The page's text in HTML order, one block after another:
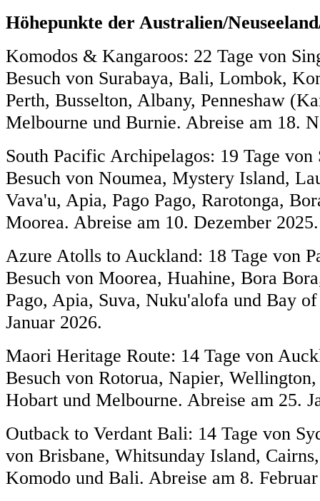
Höhepunkte der Australien/
Komodos & Kangaroos: 22 Tage von
Besuch von Surabaya, Bali, Lombok,
Perth, Busselton, Albany, Penneshaw
Melbourne und Burnie. Abreise am 18.
South Pacific Archipelagos: 19 Tage von
Besuch von Noumea, Mystery Island,
Vava'u, Apia, Pago Pago, Rarotonga,
Moorea. Abreise am 10. Dezember 2025.
Azure Atolls to Auckland: 18 Tage von
Besuch von Moorea, Huahine, Bora
Pago, Apia, Suva, Nuku'alofa und Bay
Januar 2026.
Maori Heritage Route: 14 Tage von
Besuch von Rotorua, Napier,
Hobart und Melbourne. Abreise am 25.
Outback to Verdant Bali: 14 Tage von
von Brisbane, Whitsunday Island,
Komodo und Bali. Abreise am 8.